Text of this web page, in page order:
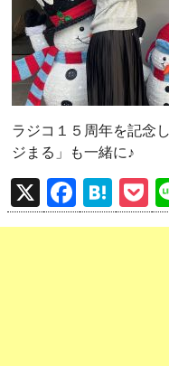
ラジコ１５周年を記念
ジまる」も一緒に♪
X
F
a
H
at
P
o